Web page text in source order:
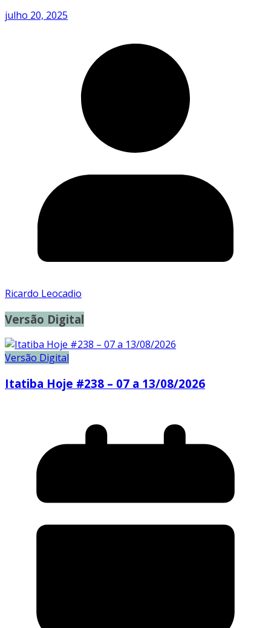
julho 20, 2025
Ricardo Leocadio
Versão Digital
Versão Digital
Itatiba Hoje #238 – 07 a 13/08/2026